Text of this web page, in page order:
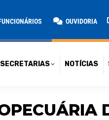
OUVIDORIA
SECRETARIAS NOTÍCIAS